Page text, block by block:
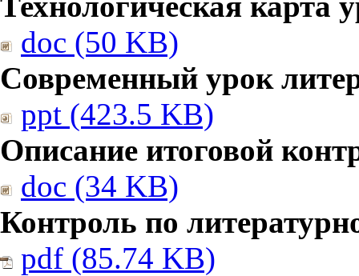
doc (50 KB)
Современный урок
ppt (423.5 KB)
Описание итоговой
doc (34 KB)
Контроль по
pdf (85.74 KB)